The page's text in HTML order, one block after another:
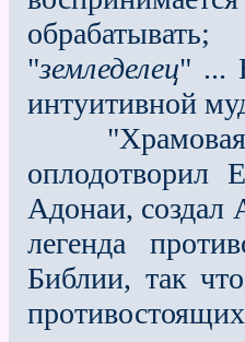
"земледелец" ...
интуитивной
"Храмовая
Адонаи,
легенда
Библии, так